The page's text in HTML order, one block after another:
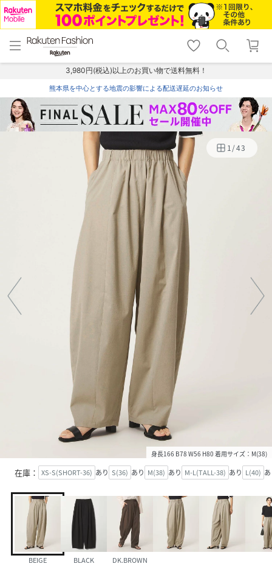
menu home
トップ
shopping_cart lock_outline
ログイン
3,980円(税込)以上のお買い物で送料無料！
熊本県を中心とする地震の影響による配送遅延のお知らせ
1/43
身長166 B78 W56 H80 着用サイズ：M(38)
在庫： XS-S(SHORT-36) あり S(36) あり M(38) あり M-L(TALL-38) あり L(40)
BEIGE BLACK DK.BROWN